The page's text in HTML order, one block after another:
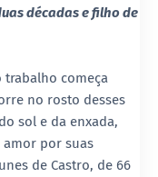
décadas e filho de
trabalho começa
no rosto desses
sol e da enxada,
amor por suas
de Castro, de 66